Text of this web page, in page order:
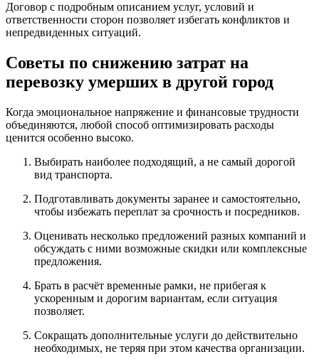
Договор с подробным описанием услуг, условий и
ответственности сторон позволяет избегать конфликтов и
непредвиденных ситуаций.
Советы по снижению затрат на
перевозку умерших в другой город
Когда эмоциональное напряжение и финансовые трудности
объединяются, любой способ оптимизировать расходы
ценится особенно высоко.
Выбирать наиболее подходящий, а не самый дорогой
вид транспорта.
Подготавливать документы заранее и самостоятельно,
чтобы избежать переплат за срочность и посредников.
Оценивать несколько предложений разных компаний и
обсуждать с ними возможные скидки или комплексные
предложения.
Брать в расчёт временные рамки, не прибегая к
ускоренным и дорогим вариантам, если ситуация
позволяет.
Сокращать дополнительные услуги до действительно
необходимых, не теряя при этом качества организации.